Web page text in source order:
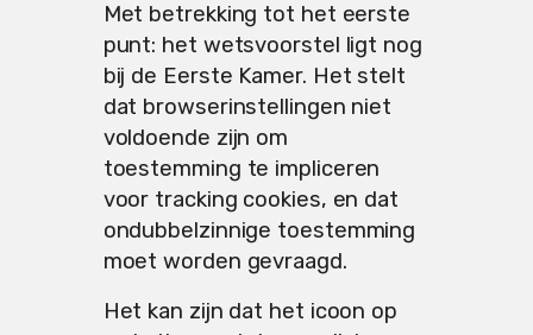
Met betrekking tot het eerste
punt: het wetsvoorstel ligt nog
bij de Eerste Kamer. Het stelt
dat browserinstellingen niet
voldoende zijn om
toestemming te impliceren
voor tracking cookies, en dat
ondubbelzinnige toestemming
moet worden gevraagd.
Het kan zijn dat het icoon op